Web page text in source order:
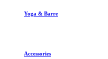
Yoga & Barre
Accessories